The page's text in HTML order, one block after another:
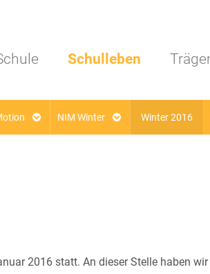
Schulleben
NIM Winter Winter 2016
2016 statt. An dieser Stelle haben